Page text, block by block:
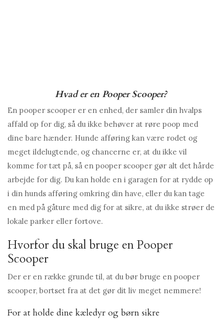
Hvad er en Pooper Scooper?
En pooper scooper er en enhed, der samler din hvalps
affald op for dig, så du ikke behøver at røre poop med
dine bare hænder. Hunde afføring kan være rodet og
meget ildelugtende, og chancerne er, at du ikke vil
komme for tæt på, så en pooper scooper gør alt det hårde
arbejde for dig. Du kan holde en i garagen for at rydde op
i din hunds afføring omkring din have, eller du kan tage
en med på gåture med dig for at sikre, at du ikke strøer de
lokale parker eller fortove.
Hvorfor du skal bruge en Pooper
Scooper
Der er en række grunde til, at du bør bruge en pooper
scooper, bortset fra at det gør dit liv meget nemmere!
For at holde dine kæledyr og børn sikre